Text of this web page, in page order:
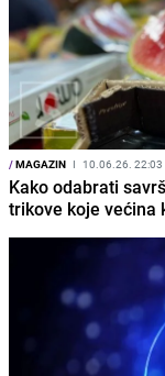
/MAGAZIN I 10.06.26. 22:03
Kako odabrati
trikove koje većina